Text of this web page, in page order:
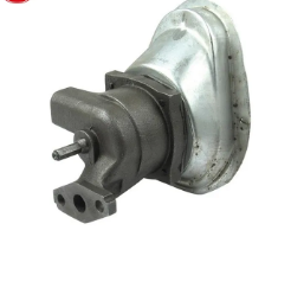
4630 4000